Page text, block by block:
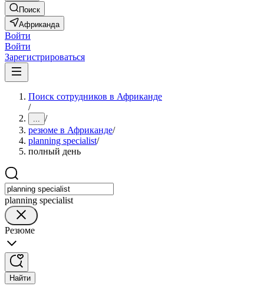
Поиск
Африканда
Войти
Войти
Зарегистрироваться
Поиск сотрудников в Африканде
/
... /
резюме в Африканде/
planning specialist/
полный день
planning specialist
Резюме
Найти